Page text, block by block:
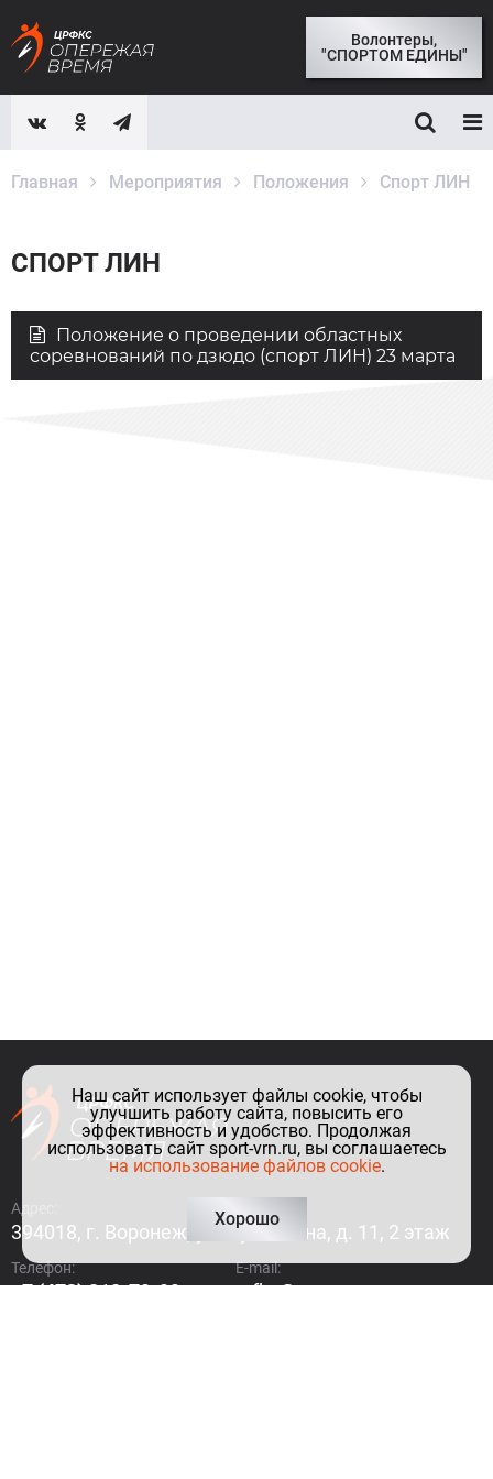
Волонтеры,
"СПОРТОМ ЕДИНЫ"
Главная Мероприятия Положения Спорт ЛИН
СПОРТ ЛИН
Положение о проведении областных
соревнований по дзюдо (спорт ЛИН) 23 марта
Адрес:
394018, г. Воронеж, ул. Куколкина, д. 11, 2 этаж
Телефон:
+7 (473) 212-79-99
E-mail:
crfks@govvrn.ru
Наш сайт использует файлы cookie, чтобы
улучшить работу сайта, повысить его
эффективность и удобство. Продолжая
использовать сайт sport-vrn.ru, вы соглашаетесь
на использование файлов cookie.
Хорошо